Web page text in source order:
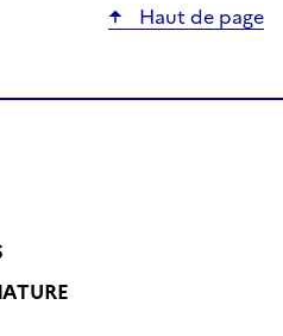
Haut de page
L